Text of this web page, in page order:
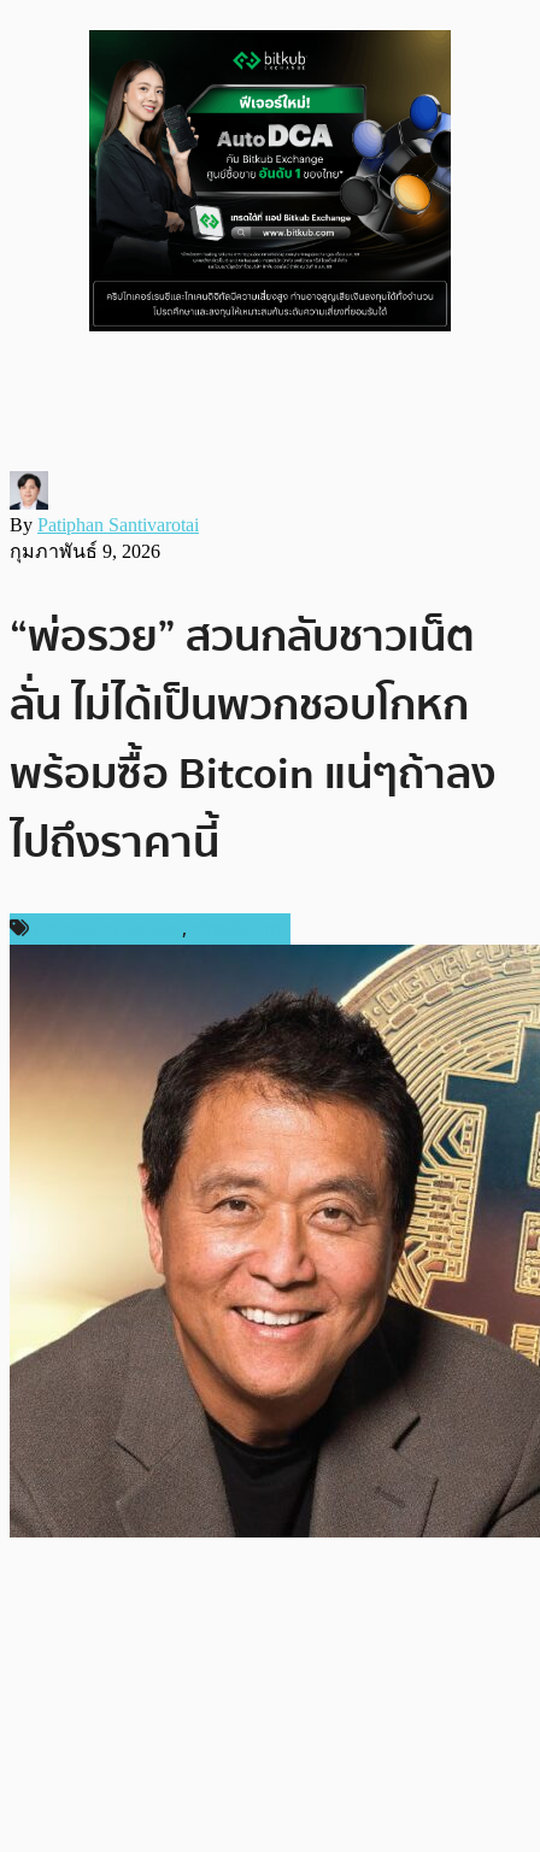
By Patiphan Santivarotai
กุมภาพันธ์ 9, 2026
“พ่อรวย” สวนกลับชาวเน็ต
ลั่น ไม่ได้เป็นพวกชอบโกหก
พร้อมซื้อ Bitcoin แน่ๆถ้าลง
ไปถึงราคานี้
,